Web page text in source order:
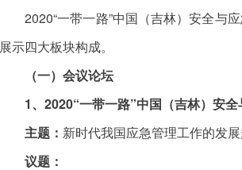
2020“一带一路”中国（吉林）安全与
展示四大板块构成。
（一）会议论坛
1、2020“一带一路”中国（吉林）安全
主题： 新时代我国应急管理工作的发
议题：